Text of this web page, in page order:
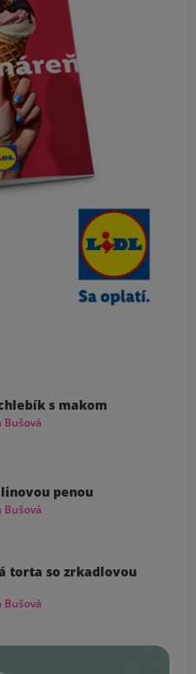
s makom
Bušová
penou
Bušová
torta so zrkadlovou
Bušová